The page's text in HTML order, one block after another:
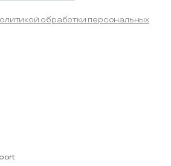
обработки персональных